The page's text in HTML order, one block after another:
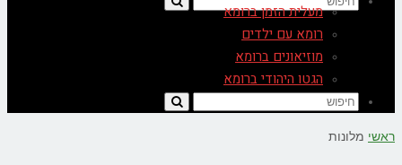
מעלית הזמן ברומא
רומא עם ילדים
מוזיאונים ברומא
הגטו היהודי ברומא
ראשי מלונות